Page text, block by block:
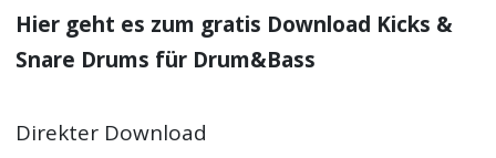
Hier geht es zum gratis Download Kicks &
Snare Drums für Drum&Bass
Direkter Download